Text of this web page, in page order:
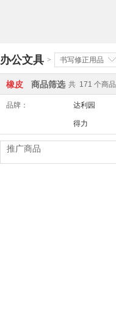
办公文具 > 书写修正用品
橡皮 商品筛选 共 171 个商品
品牌： 达利园
得力
推广商品